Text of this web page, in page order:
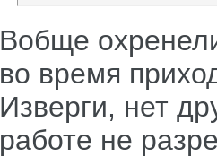
Вобще
во время
Изверги, нет
работе не